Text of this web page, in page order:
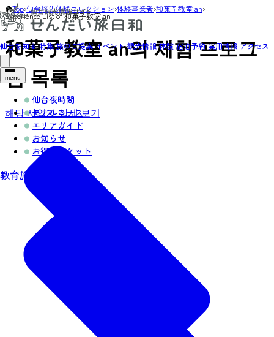
仙台を知る 特集 旅のご提案 イベント 観光情報 体験 宿泊予約 実用情報 アクセス
menu
仙台夜時間
モデルコース
エリアガイド
お知らせ
お得なチケット
教育旅行
Top›仙台旅先体験コレクション›体験事業者›和菓子教室 an›
Experience List of 和菓子教室 an
和菓子教室 an의 체험 프로그
램 목록
해당 사업자 상세 보기